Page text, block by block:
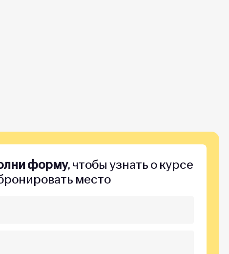
форму, чтобы узнать о курсе
место